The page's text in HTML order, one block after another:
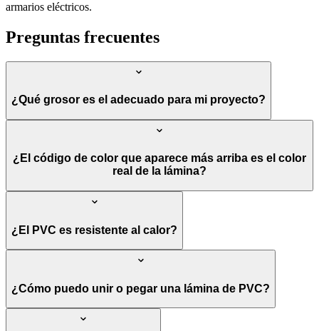
armarios eléctricos.
Preguntas frecuentes
¿Qué grosor es el adecuado para mi proyecto?
¿El código de color que aparece más arriba es el color
real de la lámina?
¿El PVC es resistente al calor?
¿Cómo puedo unir o pegar una lámina de PVC?